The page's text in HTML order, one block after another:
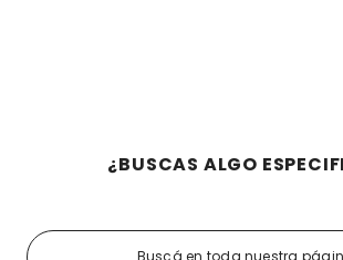
¿BUSCAS ALGO